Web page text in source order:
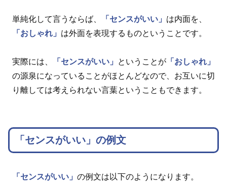
単純化して言うならば、 「センスがいい」 は内面を、
「おしゃれ」 は外面を表現するものということです。
実際には、 「センスがいい」 ということが 「おしゃれ」
の源泉になっていることがほとんどなので、お互いに切
り離しては考えられない言葉ということもできます。
「センスがいい」の例文
「センスがいい」 の例文は以下のようになります。